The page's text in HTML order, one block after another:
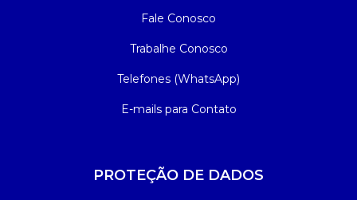
Fale Conosco
Trabalhe Conosco
Telefones (WhatsApp)
E-mails para Contato
PROTEÇÃO DE DADOS